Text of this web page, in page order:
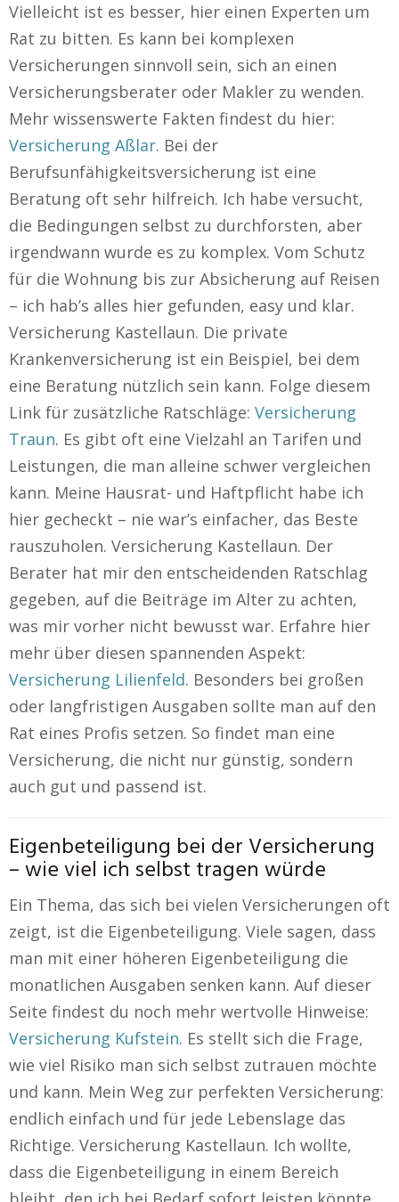
Vielleicht ist es besser, hier einen Experten um
Rat zu bitten. Es kann bei komplexen
Versicherungen sinnvoll sein, sich an einen
Versicherungsberater oder Makler zu wenden.
Mehr wissenswerte Fakten findest du hier:
Versicherung Aßlar. Bei der
Berufsunfähigkeitsversicherung ist eine
Beratung oft sehr hilfreich. Ich habe versucht,
die Bedingungen selbst zu durchforsten, aber
irgendwann wurde es zu komplex. Vom Schutz
für die Wohnung bis zur Absicherung auf Reisen
– ich hab’s alles hier gefunden, easy und klar.
Versicherung Kastellaun. Die private
Krankenversicherung ist ein Beispiel, bei dem
eine Beratung nützlich sein kann. Folge diesem
Link für zusätzliche Ratschläge: Versicherung
Traun. Es gibt oft eine Vielzahl an Tarifen und
Leistungen, die man alleine schwer vergleichen
kann. Meine Hausrat- und Haftpflicht habe ich
hier gecheckt – nie war’s einfacher, das Beste
rauszuholen. Versicherung Kastellaun. Der
Berater hat mir den entscheidenden Ratschlag
gegeben, auf die Beiträge im Alter zu achten,
was mir vorher nicht bewusst war. Erfahre hier
mehr über diesen spannenden Aspekt:
Versicherung Lilienfeld. Besonders bei großen
oder langfristigen Ausgaben sollte man auf den
Rat eines Profis setzen. So findet man eine
Versicherung, die nicht nur günstig, sondern
auch gut und passend ist.
Eigenbeteiligung bei der Versicherung
– wie viel ich selbst tragen würde
Ein Thema, das sich bei vielen Versicherungen oft
zeigt, ist die Eigenbeteiligung. Viele sagen, dass
man mit einer höheren Eigenbeteiligung die
monatlichen Ausgaben senken kann. Auf dieser
Seite findest du noch mehr wertvolle Hinweise:
Versicherung Kufstein. Es stellt sich die Frage,
wie viel Risiko man sich selbst zutrauen möchte
und kann. Mein Weg zur perfekten Versicherung:
endlich einfach und für jede Lebenslage das
Richtige. Versicherung Kastellaun. Ich wollte,
dass die Eigenbeteiligung in einem Bereich